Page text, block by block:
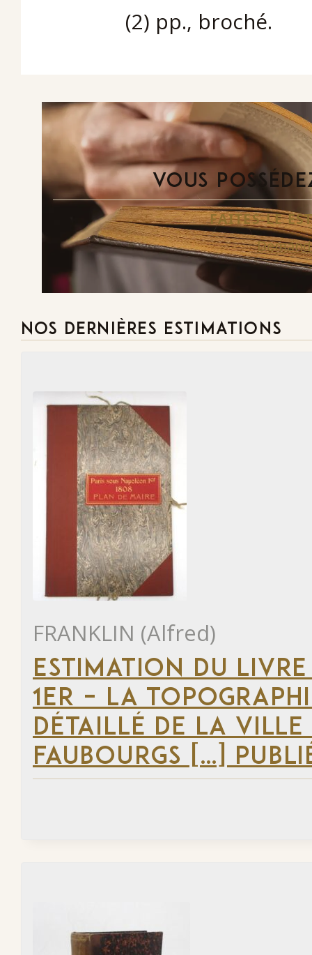
(2) pp., broché.
VOUS
FAITES-LE
NOS DERNIÈRES ESTIMATIONS
FRANKLIN (Alfred)
ESTIMATION DU
1ER – LA
DÉTAILLÉ DE LA VILLE
FAUBOURGS […]